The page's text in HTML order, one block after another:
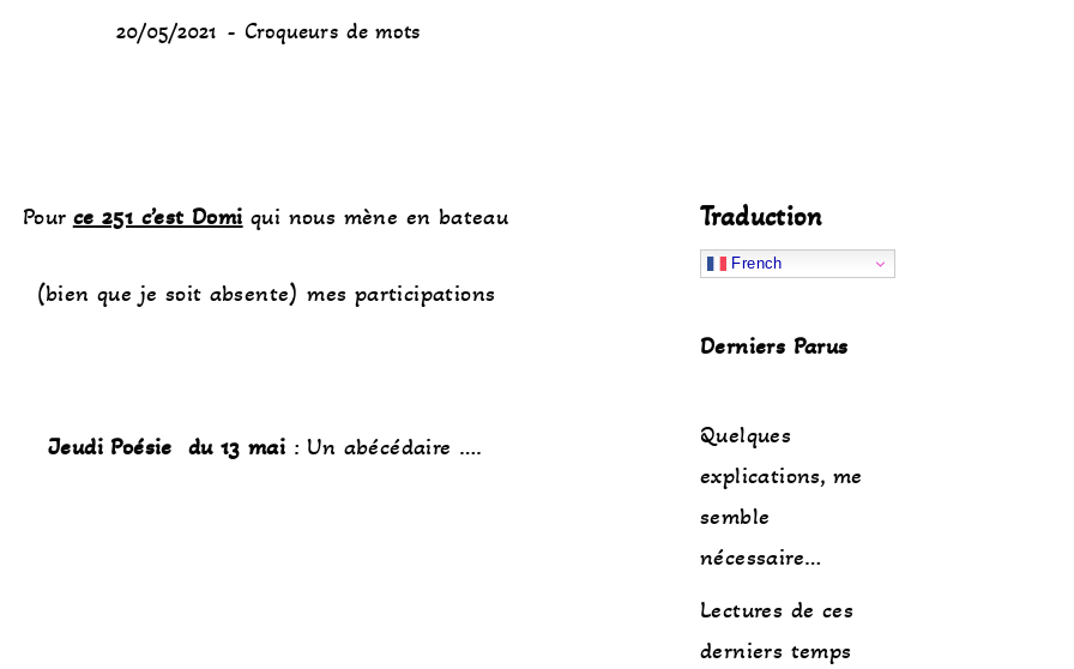
20/05/2021 Croqueurs de mots
Pour ce 251 c’est Domi qui nous mène en bateau
(bien que je soit absente) mes participations
Jeudi Poésie du 13 mai : Un abécédaire ….
Traduction
French
Derniers Parus
Quelques
explications, me
semble
nécessaire…
Lectures de ces
derniers temps